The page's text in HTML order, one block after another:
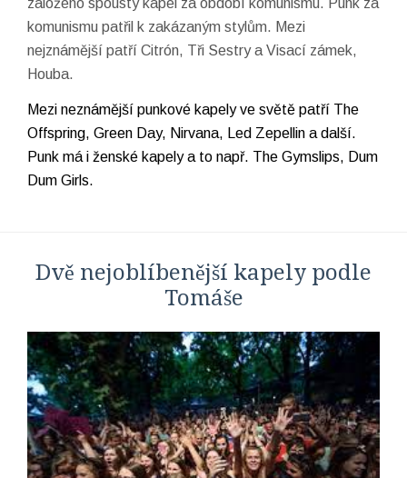
založeno spousty kapel za období komunismu. Punk za
komunismu patřil k zakázaným stylům. Mezi
nejznámější patří Citrón, Tři Sestry a Visací zámek,
Houba.
Mezi neznámější punkové kapely ve světě patří The
Offspring, Green Day, Nirvana, Led Zepellin a další.
Punk má i ženské kapely a to např. The Gymslips, Dum
Dum Girls.
Dvě nejoblíbenější kapely podle
Tomáše